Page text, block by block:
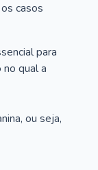
casos
para
qual a
ou seja,